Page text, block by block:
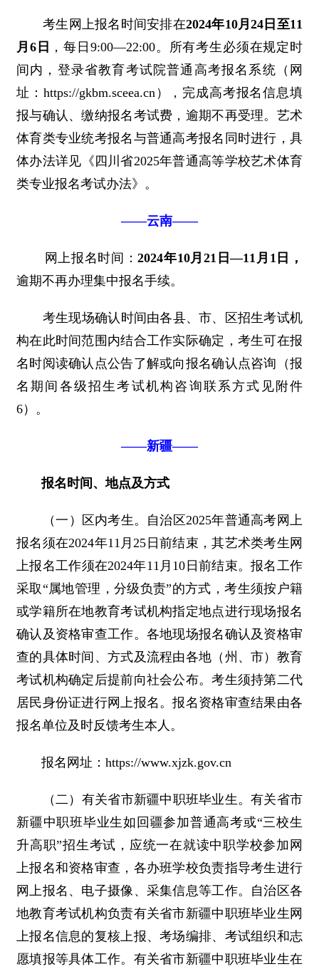
考生网上报名时间安排在2024年10月24日至11
月6日 ，每日9:00—22:00。所有考生必须在规定时
间内，登录省教育考试院普通高考报名系统（网
址：https://gkbm.sceea.cn），完成高考报名信息填
报与确认、缴纳报名考试费，逾期不再受理。艺术
体育类专业统考报名与普通高考报名同时进行，具
体办法详见《四川省2025年普通高等学校艺术体育
类专业报名考试办法》。
——云南——
网上报名时间：2024年10月21日—11月1日，
逾期不再办理集中报名手续。
考生现场确认时间由各县、市、区招生考试机
构在此时间范围内结合工作实际确定，考生可在报
名时阅读确认点公告了解或向报名确认点咨询（报
名期间各级招生考试机构咨询联系方式见附件
6）。
——新疆——
报名时间、地点及方式
（一）区内考生。自治区2025年普通高考网上
报名须在2024年11月25日前结束，其艺术类考生网
上报名工作须在2024年11月10日前结束。报名工作
采取“属地管理，分级负责”的方式，考生须按户籍
或学籍所在地教育考试机构指定地点进行现场报名
确认及资格审查工作。各地现场报名确认及资格审
查的具体时间、方式及流程由各地（州、市）教育
考试机构确定后提前向社会公布。考生须持第二代
居民身份证进行网上报名。报名资格审查结果由各
报名单位及时反馈考生本人。
报名网址：https://www.xjzk.gov.cn
（二）有关省市新疆中职班毕业生。有关省市
新疆中职班毕业生如回疆参加普通高考或“三校生
升高职”招生考试，应统一在就读中职学校参加网
上报名和资格审查，各办班学校负责指导考生进行
网上报名、电子摄像、采集信息等工作。自治区各
地教育考试机构负责有关省市新疆中职班毕业生网
上报名信息的复核上报、考场编排、考试组织和志
愿填报等具体工作。有关省市新疆中职班毕业生在